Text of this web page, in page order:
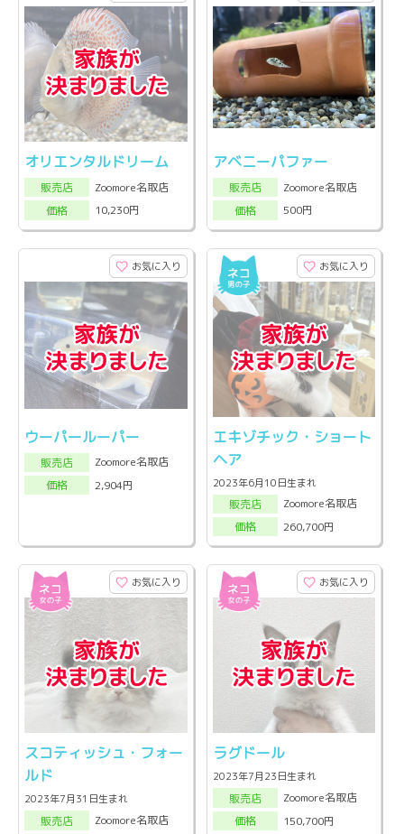
オリエンタルドリーム
販売店
Zoomore名取店
価格
10,230円
アベニーパファー
販売店
Zoomore名取店
価格
500円
お気に入り
ウーパールーパー
販売店
Zoomore名取店
価格
2,904円
お気に入り
エキゾチック・ショート
ヘア
2023年6月10日生まれ
販売店
Zoomore名取店
価格
260,700円
お気に入り
スコティッシュ・フォー
ルド
2023年7月31日生まれ
販売店
Zoomore名取店
お気に入り
ラグドール
2023年7月23日生まれ
販売店
Zoomore名取店
価格
150,700円